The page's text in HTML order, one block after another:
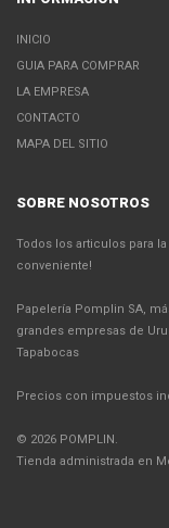
INICIO
GUIA PARA COMPRAR
LA EMPRESA
CONTACTO
MAPA DEL SITIO
SOBRE NOSOTROS
Todos los articulos para
conveniente!
Papelería Pomplin SA,
grandes empresas de
Tapabocas
Precios con impuestos
© 2026 POMPLIN.
Tienda administrada en